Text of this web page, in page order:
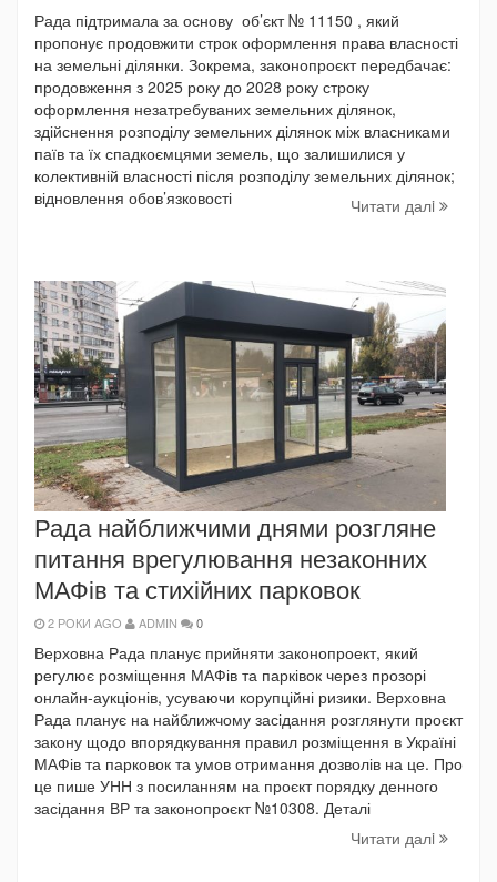
Рада підтримала за основу об’єкт № 11150 , який
пропонує продовжити строк оформлення права власності
на земельні ділянки. Зокрема, законопроєкт передбачає:
продовження з 2025 року до 2028 року строку
оформлення незатребуваних земельних ділянок,
здійснення розподілу земельних ділянок між власниками
паїв та їх спадкоємцями земель, що залишилися у
колективній власності після розподілу земельних ділянок;
відновлення обов’язковості
Читати далi
Рада найближчими днями розгляне
питання врегулювання незаконних
МАФів та стихійних парковок
2 РОКИ AGO ADMIN 0
Верховна Рада планує прийняти законопроект, який
регулює розміщення МАФів та парківок через прозорі
онлайн-аукціонів, усуваючи корупційні ризики. Верховна
Рада планує на найближчому засідання розглянути проєкт
закону щодо впорядкування правил розміщення в Україні
МАФів та парковок та умов отримання дозволів на це. Про
це пише УНН з посиланням на проєкт порядку денного
засідання ВР та законопроєкт №10308. Деталі
Читати далi